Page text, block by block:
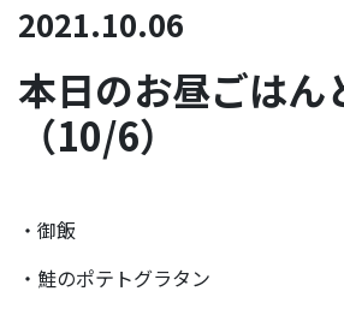
2021.10.06
本日のお昼ごはん
（10/6）
・御飯
・鮭のポテトグラタン